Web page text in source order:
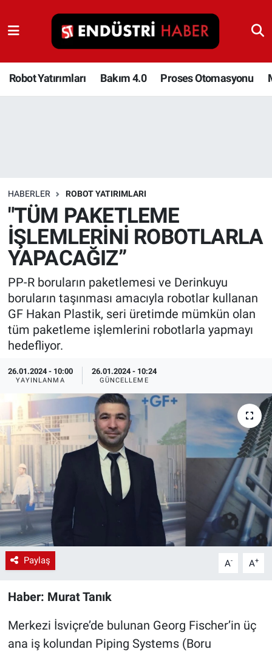
Robot Yatırımları Bakım 4.0 Proses Otomasyonu
HABERLER ROBOT YATIRIMLARI
"TÜM PAKETLEME
İŞLEMLERİNİ ROBOTLARLA
YAPACAĞIZ”
PP-R boruların paketlemesi ve Derinkuyu
boruların taşınması amacıyla robotlar kullanan
GF Hakan Plastik, seri üretimde mümkün olan
tüm paketleme işlemlerini robotlarla yapmayı
hedefliyor.
26.01.2024 - 10:00
YAYINLANMA
26.01.2024 - 10:24
GÜNCELLEME
Paylaş A- A+
Haber: Murat Tanık
Merkezi İsviçre’de bulunan Georg Fischer’in üç
ana iş kolundan Piping Systems (Boru
Robot Yatırımları
Bakım 4.0
Depolama Çözümleri
İnşaat ve Malzeme
HaberOrtak
EndüstriST
Enerjisini Üreten Fabrikalar
Endüstri 4.0 Uygulamaları
Ağır Sanayi Çözümleri